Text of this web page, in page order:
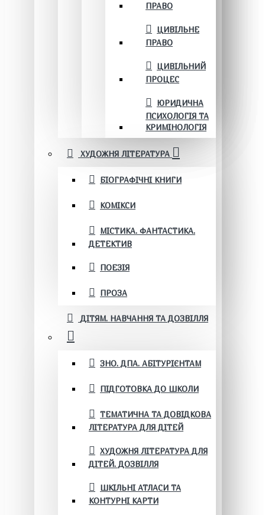
ПРАВО
ЦИВІЛЬНЕ
ПРАВО
ЦИВІЛЬНИЙ
ПРОЦЕС
ЮРИДИЧНА
ПСИХОЛОГІЯ ТА
КРИМІНОЛОГІЯ
ХУДОЖНЯ ЛІТЕРАТУРА
БІОГРАФІЧНІ КНИГИ
КОМІКСИ
МІСТИКА. ФАНТАСТИКА.
ДЕТЕКТИВ
ПОЕЗІЯ
ПРОЗА
ДІТЯМ. НАВЧАННЯ ТА ДОЗВІЛЛЯ
ЗНО. ДПА. АБІТУРІЄНТАМ
ПІДГОТОВКА ДО ШКОЛИ
ТЕМАТИЧНА ТА ДОВІДКОВА
ЛІТЕРАТУРА ДЛЯ ДІТЕЙ
ХУДОЖНЯ ЛІТЕРАТУРА ДЛЯ
ДІТЕЙ. ДОЗВІЛЛЯ
ШКІЛЬНІ АТЛАСИ ТА
КОНТУРНІ КАРТИ